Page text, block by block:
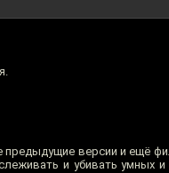
версии и ещё
и убивать умных и